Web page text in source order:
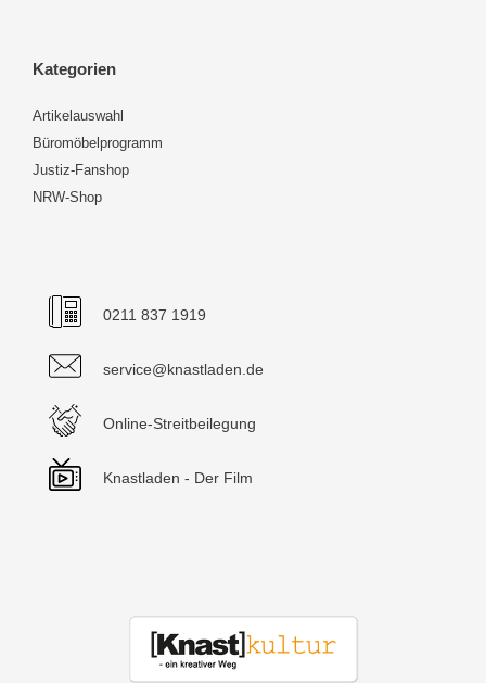
Kategorien
Artikelauswahl
Büromöbelprogramm
Justiz-Fanshop
NRW-Shop
0211 837 1919
service@knastladen.de
Online-Streitbeilegung
Knastladen - Der Film